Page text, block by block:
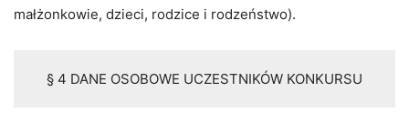
małżonkowie, dzieci, rodzice i rodzeństwo).
§ 4 DANE OSOBOWE UCZESTNIKÓW KONKURSU